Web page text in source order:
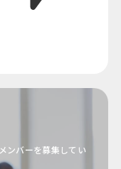
ンバーを募集してい